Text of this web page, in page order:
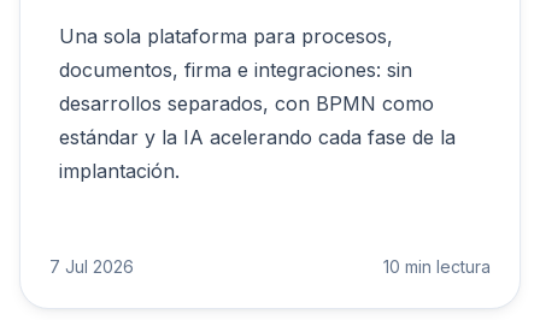
Una sola plataforma para procesos,
documentos, firma e integraciones: sin
desarrollos separados, con BPMN como
estándar y la IA acelerando cada fase de la
implantación.
7 Jul 2026 10 min lectura